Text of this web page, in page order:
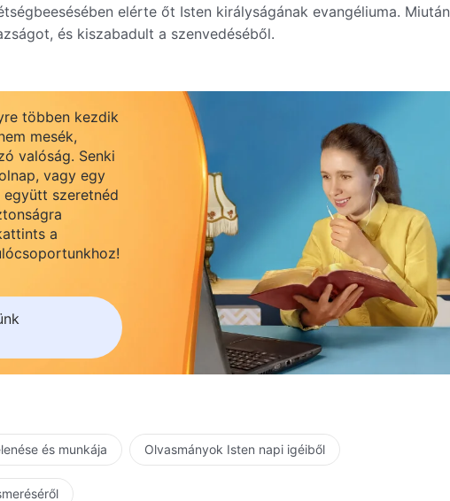
elérte őt Isten királyságának evangéliuma. Miután
és kiszabadult a szenvedéséből.
többen kezdik
mesék,
valóság. Senki
vagy egy
együtt szeretnéd
a
és munkája Olvasmányok Isten napi igéiből